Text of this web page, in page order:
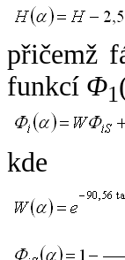
přičemž
funkcí Φ1
kde